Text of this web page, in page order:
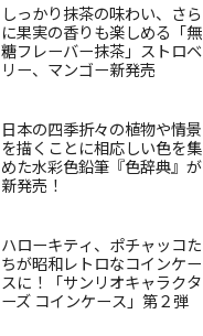
しっかり抹茶の味わい、さら
に果実の香りも楽しめる「無
糖フレーバー抹茶」ストロベ
リー、マンゴー新発売
日本の四季折々の植物や情景
を描くことに相応しい色を集
めた水彩色鉛筆『色辞典』が
新発売！
ハローキティ、ポチャッコた
ちが昭和レトロなコインケー
スに！「サンリオキャラクタ
ーズ コインケース」第２弾